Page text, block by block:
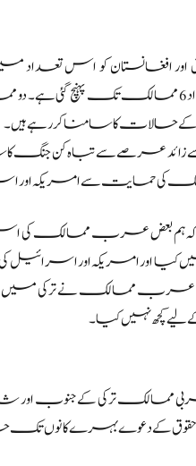
افغانستان کو اس تعداد
کے حالات کا سامنا کر رہے ہیں۔
زائد عرصے سے تباہ کن جنگ
حمایت سے امریکہ اور
کہ ہم بعض عرب ممالک
کیا اور امریکہ اور اسرائیل
ممالک نے ترکی میں زلزلہ
کچھ نہیں کیا۔
ممالک ترکی کے جنوب
حقوق کے دعوے بہرے کانوں تک جا